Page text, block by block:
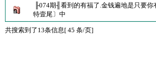
╟074期╢看到的有福了.金钱遍地是只要你
特壹尾〕中
共搜索到了13条信息[ 45 条/页]